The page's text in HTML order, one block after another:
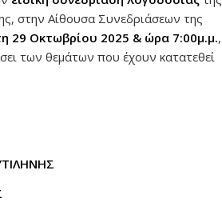
στην Αίθουσα Συνεδριάσεων της
29 Οκτωβρίου 2025 & ώρα 7:00μ.μ.,
των θεμάτων που έχουν κατατεθεί